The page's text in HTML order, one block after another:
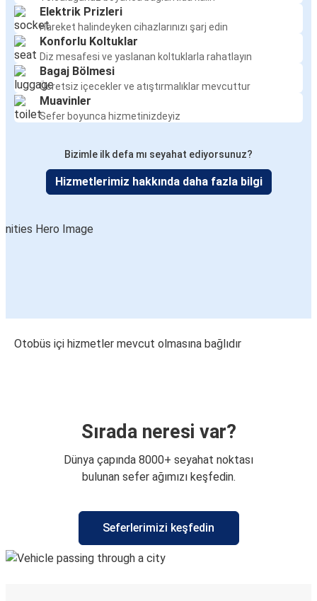
Elektrik Prizleri
Hareket halindeyken cihazlarınızı şarj edin
Konforlu Koltuklar
Diz mesafesi ve yaslanan koltuklarla rahatlayın
Bagaj Bölmesi
Ücretsiz içecekler ve atıştırmalıklar mevcuttur
Muavinler
Sefer boyunca hizmetinizdeyiz
Bizimle ilk defa mı seyahat ediyorsunuz?
Hizmetlerimiz hakkında daha fazla bilgi
Otobüs içi hizmetler mevcut olmasına bağlıdır
Sırada neresi var?
Dünya çapında 8000+ seyahat noktası
bulunan sefer ağımızı keşfedin.
Seferlerimizi keşfedin